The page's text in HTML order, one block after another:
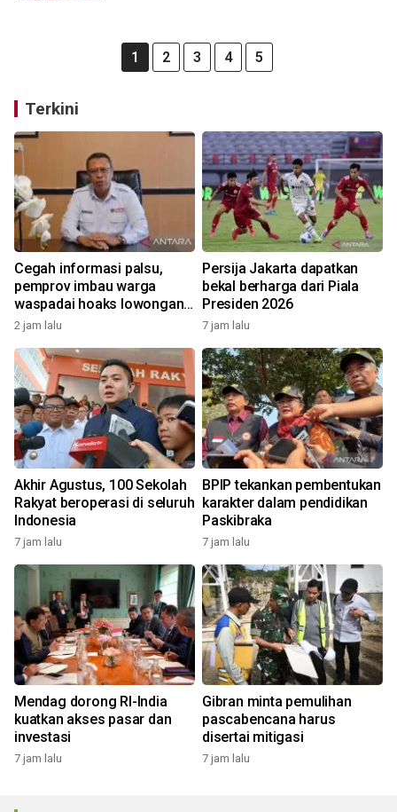
1 2 3 4 5
Terkini
Cegah informasi palsu,
pemprov imbau warga
waspadai hoaks lowongan
kerja Blok Masela
2 jam lalu
Persija Jakarta dapatkan
bekal berharga dari Piala
Presiden 2026
7 jam lalu
Akhir Agustus, 100 Sekolah
Rakyat beroperasi di seluruh
Indonesia
7 jam lalu
BPIP tekankan pembentukan
karakter dalam pendidikan
Paskibraka
7 jam lalu
Mendag dorong RI-India
kuatkan akses pasar dan
investasi
7 jam lalu
Gibran minta pemulihan
pascabencana harus
disertai mitigasi
7 jam lalu